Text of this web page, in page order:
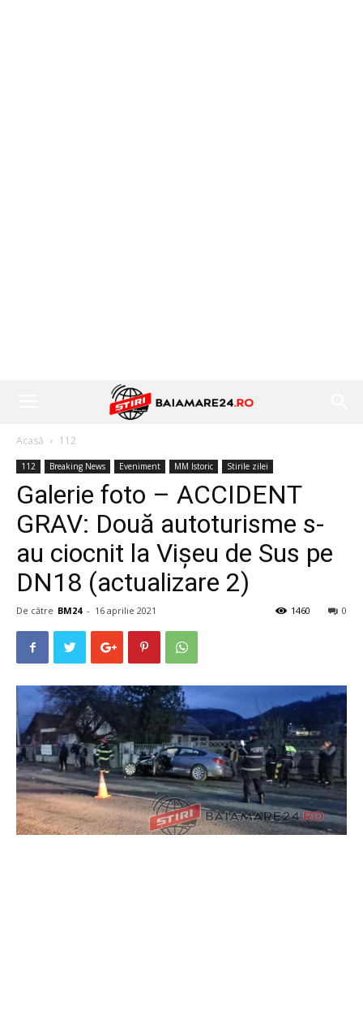
Acasă 112
112 Breaking News Eveniment MM Istoric Stirile zilei
Galerie foto – ACCIDENT
GRAV: Două autoturisme s-
au ciocnit la Vișeu de Sus pe
DN18 (actualizare 2)
De către BM24 - 16 aprilie 2021 0
1460